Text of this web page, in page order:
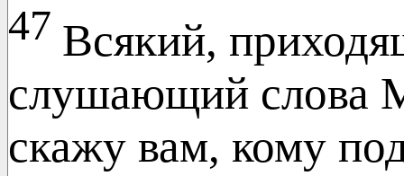
47 Всякий,
слушающий слова
скажу вам, кому